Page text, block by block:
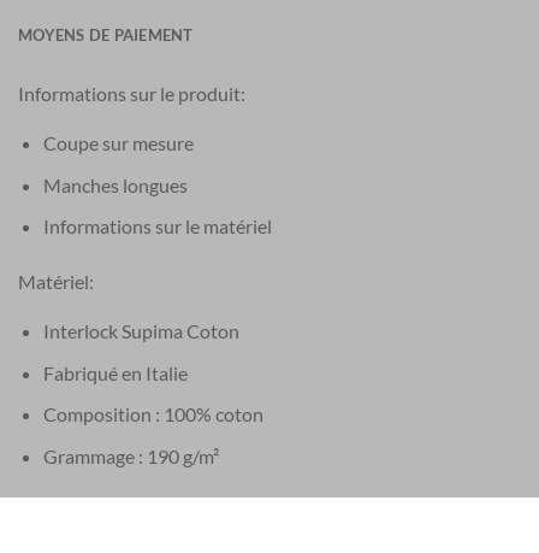
MOYENS DE PAIEMENT
Informations sur le produit:
Coupe sur mesure
Manches longues
Informations sur le matériel
Matériel:
Interlock Supima Coton
Fabriqué en Italie
Composition : 100% coton
Grammage : 190 g/m²